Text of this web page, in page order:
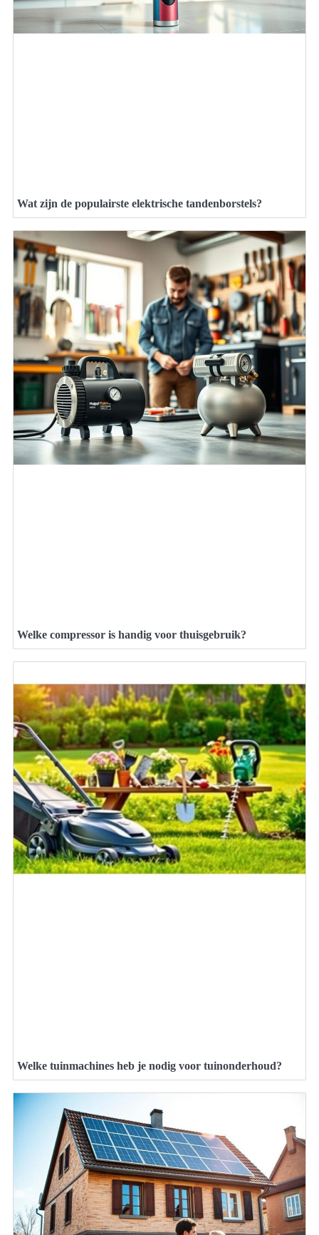
Wat zijn de populairste elektrische tandenborstels?
Welke compressor is handig voor thuisgebruik?
Welke tuinmachines heb je nodig voor tuinonderhoud?